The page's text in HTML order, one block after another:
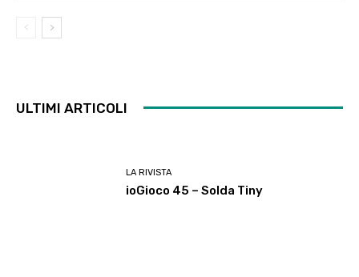
ULTIMI ARTICOLI
LA RIVISTA
ioGioco 45 – Solda Tiny